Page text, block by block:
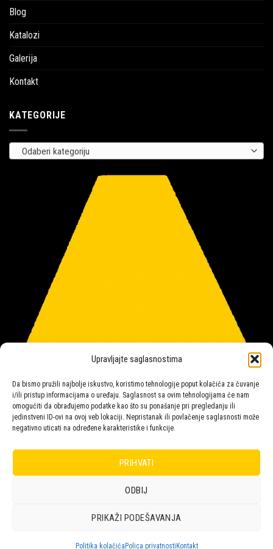
Upravljajte saglasnostima
Da bismo pružili najbolje iskustvo, koristimo tehnologije poput kolačića za čuvanje
i/ili pristup informacijama o uređaju. Saglasnost sa ovim tehnologijama će nam
omogućiti da obrađujemo podatke kao što su ponašanje pri pregledanju ili
jedinstveni ID-ovi na ovoj veb lokaciji. Nepristanak ili povlačenje saglasnosti može
negativno uticati na određene karakteristike i funkcije.
PRIHVATI
ODBIJ
PRIKAŽI PODEŠAVANJA
Politika kolačića Polica privatnosti Kontakt
Blog
Katalozi
Galerija
Kontakt
KATEGORIJE
Odaberi kategoriju